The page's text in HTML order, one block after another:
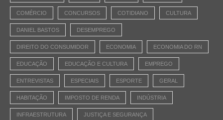
COMÉRCIO CONCURSOS COTIDIANO CULTURA
DANIEL BASTOS DESEMPREGO
DIREITO DO CONSUMIDOR ECONOMIA ECONOMIA DO RN
EDUCAÇÃO EDUCAÇÃO E CULTURA EMPREGO
ENTREVISTAS ESPECIAIS ESPORTE GERAL
HABITAÇÃO IMPOSTO DE RENDA INDÚSTRIA
INFRAESTRUTURA JUSTIÇA E SEGURANÇA